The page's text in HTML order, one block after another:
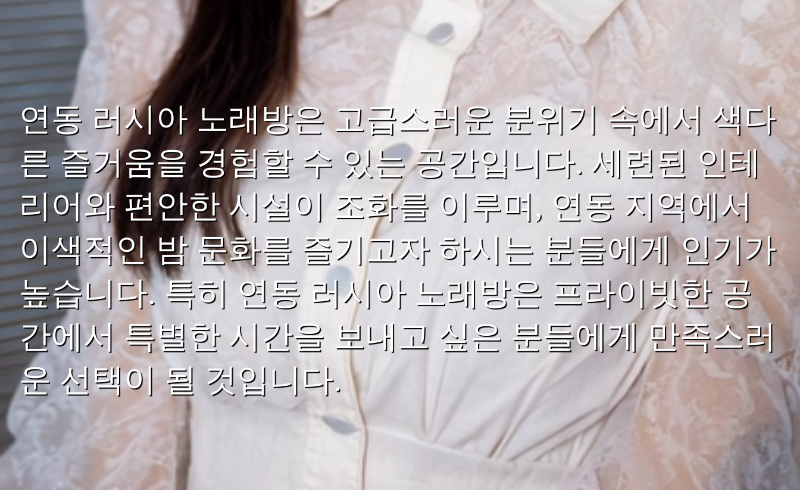
연동 러시아 노래방은 고급스러운 분위기 속에서 색다
른 즐거움을 경험할 수 있는 공간입니다. 세련된 인테
리어와 편안한 시설이 조화를 이루며, 연동 지역에서
이색적인 밤 문화를 즐기고자 하시는 분들에게 인기가
높습니다. 특히 연동 러시아 노래방은 프라이빗한 공
간에서 특별한 시간을 보내고 싶은 분들에게 만족스러
운 선택이 될 것입니다.